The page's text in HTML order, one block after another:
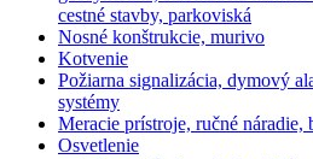
cestné stavby, parkoviská
Nosné konštrukcie, murivo
Kotvenie
Požiarna signalizácia, dymový
systémy
Meracie prístroje, ručné náradie,
Osvetlenie